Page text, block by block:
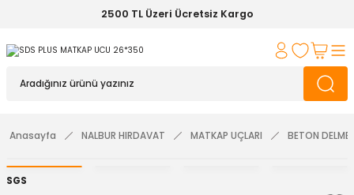
2500 TL Üzeri Ücretsiz Kargo
Anasayfa NALBUR HIRDAVAT MATKAP UÇLARI BETON DELME
SGS